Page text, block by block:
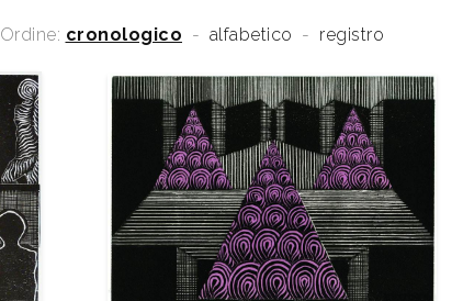
Ordine: cronologico - alfabetico - registro